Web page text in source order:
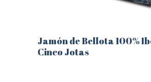
Jamón de Bellota 100%
Cinco Jotas